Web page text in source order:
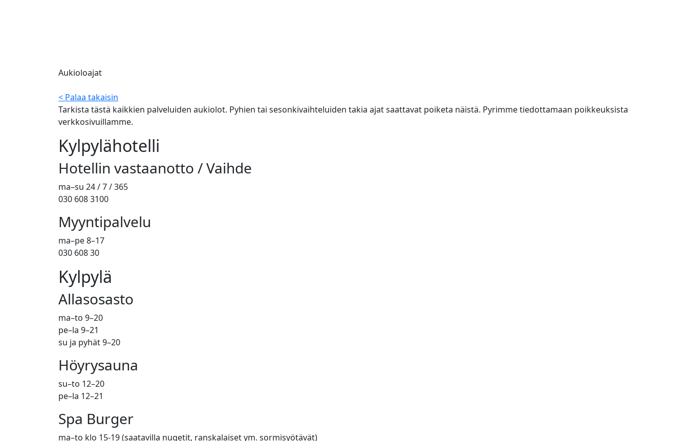
Aukioloajat
< Palaa takaisin
Tarkista tästä kaikkien palveluiden aukiolot. Pyhien tai sesonkivaihteluiden takia ajat saattavat poiketa näistä. Pyrimme tiedottamaan poikkeuksista
verkkosivuillamme.
Kylpylähotelli
Hotellin vastaanotto / Vaihde
ma–su 24 / 7 / 365
030 608 3100
Myyntipalvelu
ma–pe 8–17
030 608 30
Kylpylä
Allasosasto
ma–to 9–20
pe–la 9–21
su ja pyhät 9–20
Höyrysauna
su–to 12–20
pe–la 12–21
Spa Burger
ma–to klo 15-19 (saatavilla nugetit, ranskalaiset ym. sormisyötävät)